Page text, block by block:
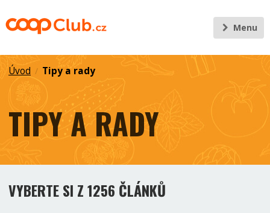
Menu
Úvod / Tipy a rady
TIPY A RADY
VYBERTE SI Z 1256 ČLÁNKŮ